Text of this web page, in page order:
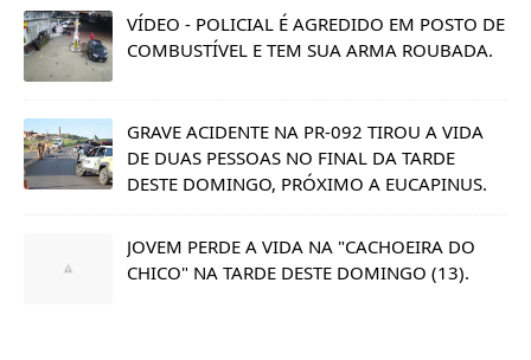
VÍDEO - POLICIAL É AGREDIDO EM POSTO DE
COMBUSTÍVEL E TEM SUA ARMA ROUBADA.
GRAVE ACIDENTE NA PR-092 TIROU A VIDA
DE DUAS PESSOAS NO FINAL DA TARDE
DESTE DOMINGO, PRÓXIMO A EUCAPINUS.
JOVEM PERDE A VIDA NA "CACHOEIRA DO
CHICO" NA TARDE DESTE DOMINGO (13).